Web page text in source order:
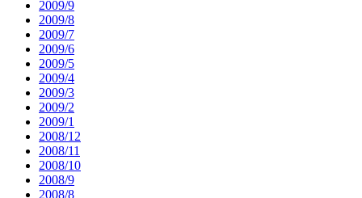
2009/9
2009/8
2009/7
2009/6
2009/5
2009/4
2009/3
2009/2
2009/1
2008/12
2008/11
2008/10
2008/9
2008/8